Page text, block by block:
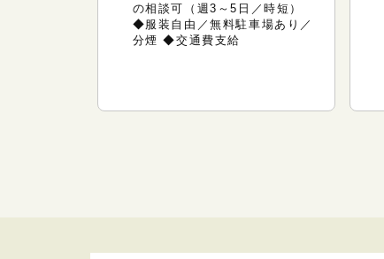
の相談可（週3～5日／時短）
◆服装自由／無料駐車場あり／
分煙 ◆交通費支給